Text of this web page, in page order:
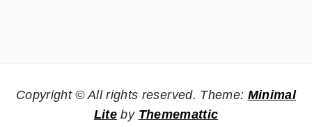
Copyright © All rights reserved. Theme: Minimal
Lite by Thememattic